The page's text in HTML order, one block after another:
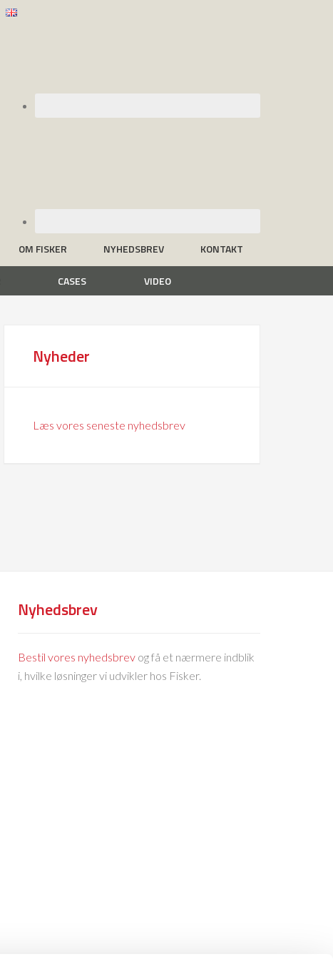
OM FISKER NYHEDSBREV KONTAKT
CASES VIDEO
Nyheder
Læs vores seneste nyhedsbrev
Nyhedsbrev
Bestil vores nyhedsbrev og få et nærmere indblik
i, hvilke løsninger vi udvikler hos Fisker.